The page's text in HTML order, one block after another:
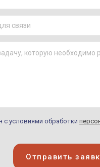
с условиями обработки
Отправить